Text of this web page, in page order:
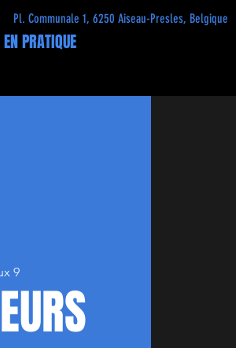
EN PRATIQUE
Pl. Communale 1, 6250 Aiseau-Presles, Belgique
9